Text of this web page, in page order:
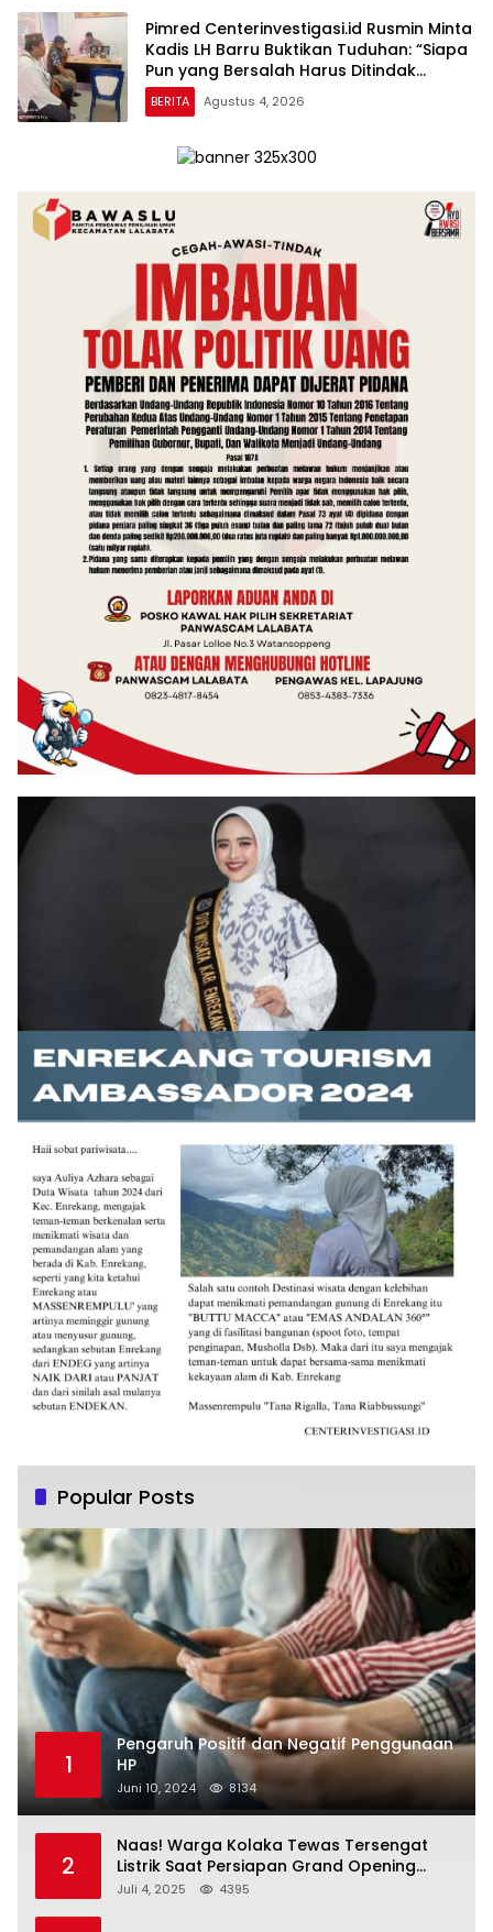
Pimred Centerinvestigasi.id Rusmin Minta
Kadis LH Barru Buktikan Tuduhan: “Siapa
Pun yang Bersalah Harus Ditindak
Tegas!”
BERITA Agustus 4, 2026
Popular Posts
1
Pengaruh Positif dan Negatif Penggunaan
HP
Juni 10, 2024 8134
2
Naas! Warga Kolaka Tewas Tersengat
Listrik Saat Persiapan Grand Opening
Rumah Makan
Juli 4, 2025 4395